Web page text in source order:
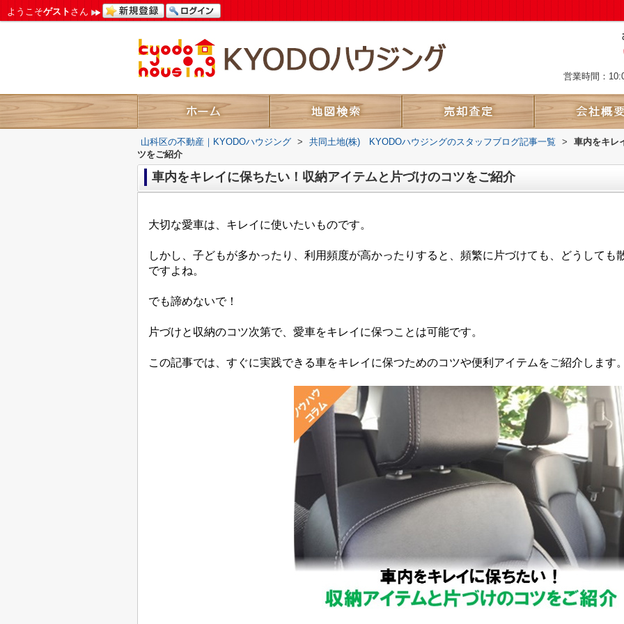
ようこそゲストさん
営業時間：
山科区の不動産｜KYODOハウジング > 共同土地(株) KYODOハウジングのスタッフブログ記事一覧 >
車内をキレ
ツをご紹介
車内をキレイに保ちたい！収納アイテムと片づけのコツをご紹介
大切な愛車は、キレイに使いたいものです。
しかし、子どもが多かったり、利用頻度が高かったりすると、頻繁に片づけても、どうしても
ですよね。
でも諦めないで！
片づけと収納のコツ次第で、愛車をキレイに保つことは可能です。
この記事では、すぐに実践できる車をキレイに保つためのコツや便利アイテムをご紹介します